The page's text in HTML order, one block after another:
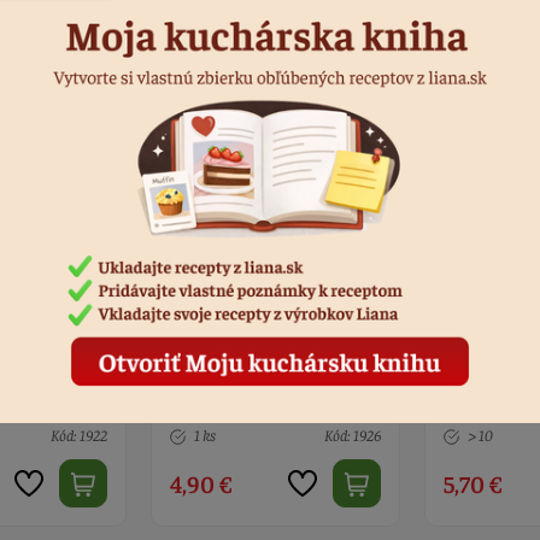
+ syn
Kód: 1926
Ozdoby na zavesenie
zajačikovia
> 10 Kód: 2052
5,70 €
Zajac
ružový 2 ks
1 ks
7,90 €